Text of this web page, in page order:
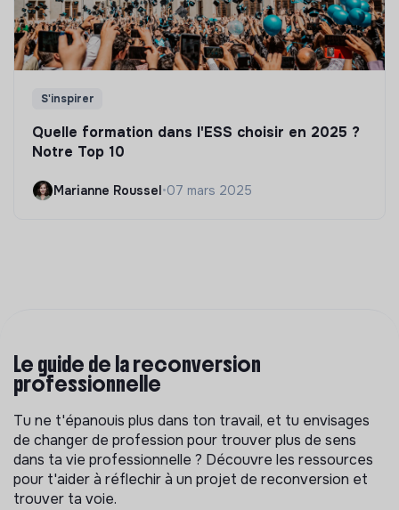
S'inspirer
Quelle formation dans l'ESS choisir en 2025 ?
Notre Top 10
Marianne Roussel•07 mars 2025
Le guide de la reconversion
professionnelle
Tu ne t'épanouis plus dans ton travail, et tu envisages
de changer de profession pour trouver plus de sens
dans ta vie professionnelle ? Découvre les ressources
pour t'aider à réflechir à un projet de reconversion et
trouver ta voie.